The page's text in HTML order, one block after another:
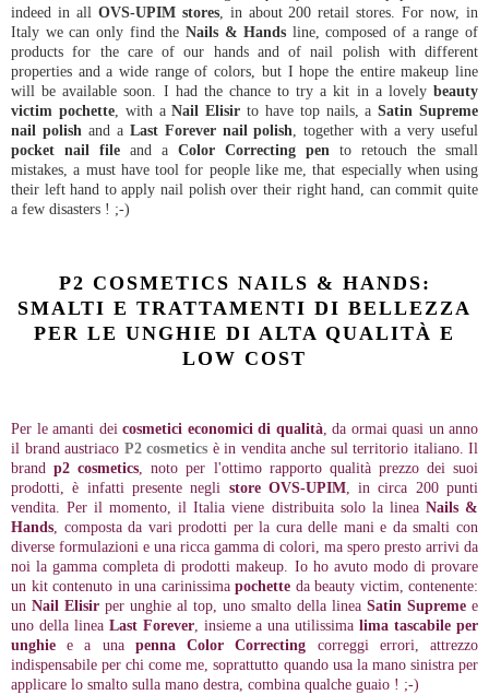
indeed in all OVS-UPIM stores, in about 200 retail stores. For now, in
Italy we can only find the Nails & Hands line, composed of a range of
products for the care of our hands and of nail polish with different
properties and a wide range of colors, but I hope the entire makeup line
will be available soon. I had the chance to try a kit in a lovely beauty
victim pochette, with aNail Elisirto have top nails, aSatin Supreme
nail polishand a Last Forever nail polish, together with a very useful
pocket nail file and a Color Correcting pen to retouch the small
mistakes, a must have tool for people like me, that especially when using
their left hand to apply nail polish over their right hand, can commit quite
a few disasters ! ;-)
P2 COSMETICS NAILS & HANDS:
SMALTI E TRATTAMENTI DI BELLEZZA
PER LE UNGHIE DI ALTA QUALITÀ E
LOW COST
Per le amanti dei cosmetici economici di qualità, da ormai quasi un anno
il brand austriaco P2 cosmetics è in vendita anche sul territorio italiano. Il
brandp2 cosmetics, noto per l'ottimo rapporto qualità prezzo dei suoi
prodotti, è infatti presente negli store OVS-UPIM, in circa 200 punti
vendita. Per il momento, il Italia viene distribuita solo la linea Nails &
Hands, composta da vari prodotti per la cura delle mani e da smalti con
diverse formulazioni e una ricca gamma di colori, ma spero presto arrivi da
noi la gamma completa di prodotti makeup. Io ho avuto modo di provare
un kit contenuto in una carinissima pochette da beauty victim, contenente:
un Nail Elisir per unghie al top, uno smalto della linea Satin Supreme e
uno della lineaLast Forever, insieme a una utilissimalima tascabile per
unghiee a una penna Color Correcting correggi errori, attrezzo
indispensabile per chi come me, soprattutto quando usa la mano sinistra per
applicare lo smalto sulla mano destra, combina qualche guaio ! ;-)